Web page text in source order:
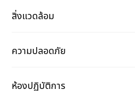
สิ่งแวดล้อม
ความปลอดภัย
ห้องปฏิบัติการ